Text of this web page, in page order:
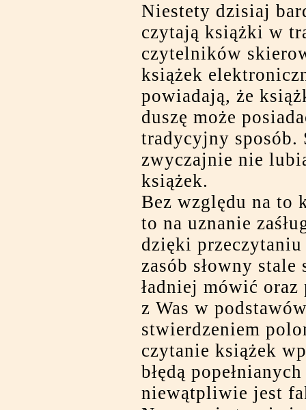
Niestety dzisiaj
czytają książki w
czytelników
książek
powiadają, że
duszę może
tradycyjny sposób.
zwyczajnie nie
książek.
Bez względu na to
to na uznanie
dzięki
zasób słowny
ładniej mówić
z Was w
stwierdzeniem
czytanie książek
błędą
niewątpliwie jest